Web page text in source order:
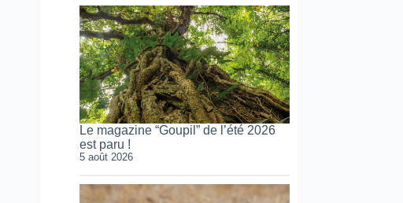
Le magazine “Goupil” de l’été 2026
est paru !
5 août 2026